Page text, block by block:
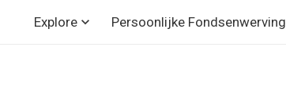
Explore Persoonlijke Fondsenwerving